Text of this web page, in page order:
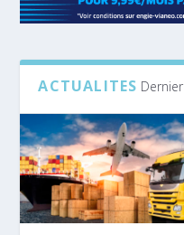
ACTUALITES Dernier